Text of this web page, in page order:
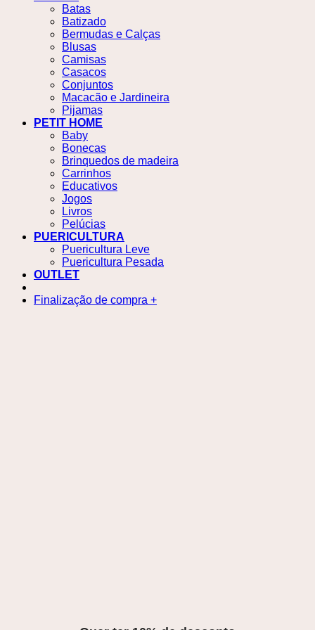
Batas
Batizado
Bermudas e Calças
Blusas
Camisas
Casacos
Conjuntos
Macacão e Jardineira
Pijamas
PETIT HOME
Baby
Bonecas
Brinquedos de madeira
Carrinhos
Educativos
Jogos
Livros
Pelúcias
PUERICULTURA
Puericultura Leve
Puericultura Pesada
OUTLET
Finalização de compra +